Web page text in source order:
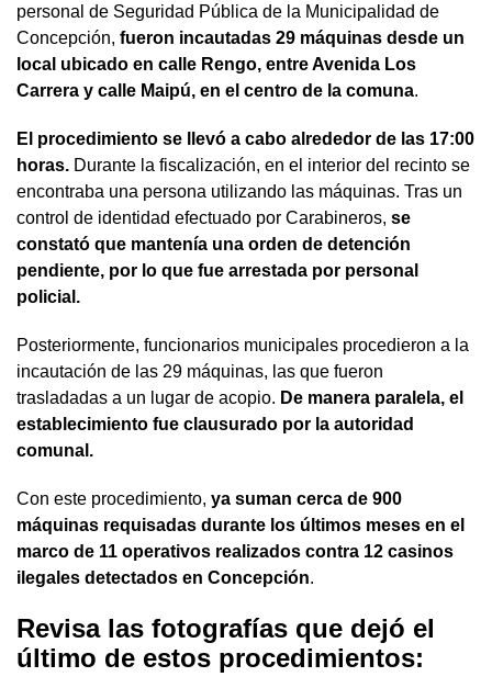
personal de Seguridad Pública de la Municipalidad de
Concepción, fueron incautadas 29 máquinas desde un
local ubicado en calle Rengo, entre Avenida Los
Carrera y calle Maipú, en el centro de la comuna.
El procedimiento se llevó a cabo alrededor de las 17:00
horas. Durante la fiscalización, en el interior del recinto se
encontraba una persona utilizando las máquinas. Tras un
control de identidad efectuado por Carabineros, se
constató que mantenía una orden de detención
pendiente, por lo que fue arrestada por personal
policial.
Posteriormente, funcionarios municipales procedieron a la
incautación de las 29 máquinas, las que fueron
trasladadas a un lugar de acopio. De manera paralela, el
establecimiento fue clausurado por la autoridad
comunal.
Con este procedimiento, ya suman cerca de 900
máquinas requisadas durante los últimos meses en el
marco de 11 operativos realizados contra 12 casinos
ilegales detectados en Concepción.
Revisa las fotografías que dejó el
último de estos procedimientos: